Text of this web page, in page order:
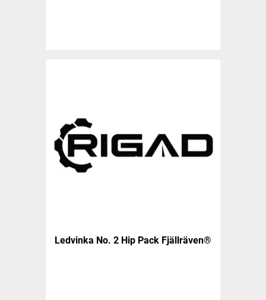
Ledvinka No. 2 Hip Pack Fjällräven®